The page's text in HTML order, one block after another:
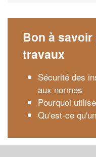
Bon à
travaux
Sécurité des
aux normes
Pourquoi
Qu'est-ce